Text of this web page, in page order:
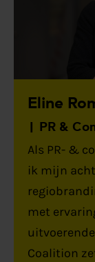
Eline
PR &
Als PR- &
ik mijn
met
Coalition